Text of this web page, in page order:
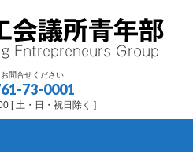
問合せください
73-0001
[ 土・日・祝日除く ]